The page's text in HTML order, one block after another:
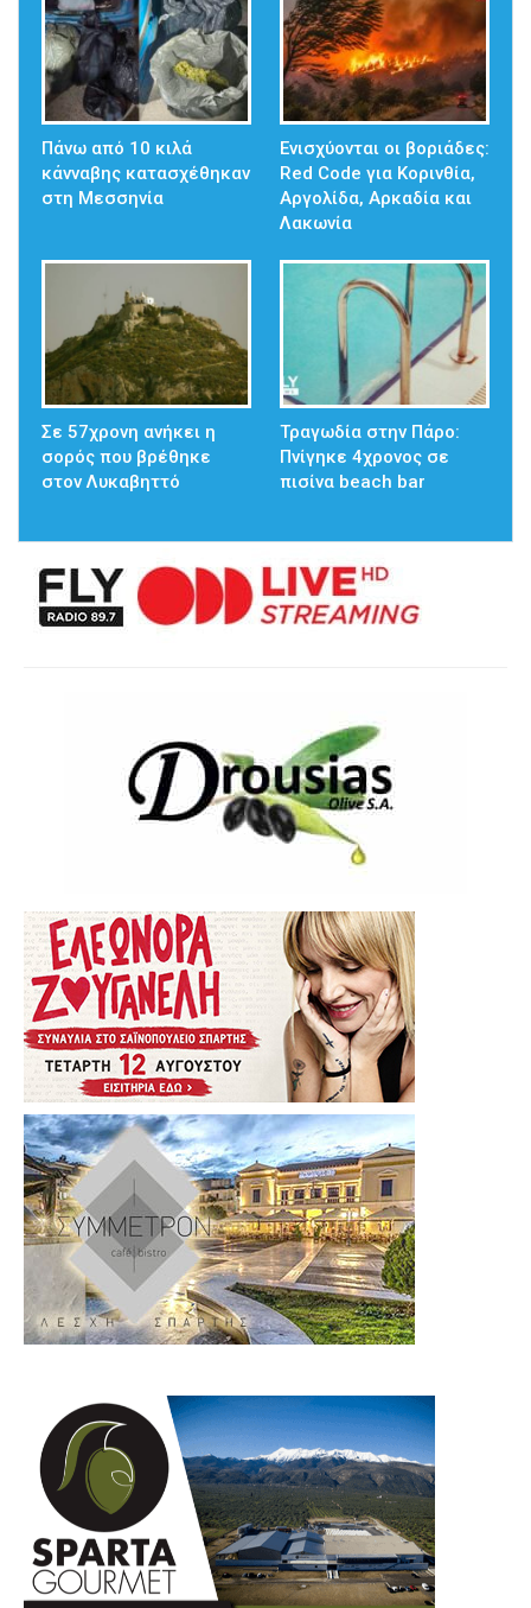
Πάνω από 10 κιλά
κάνναβης κατασχέθηκαν
στη Μεσσηνία
Ενισχύονται οι βοριάδες:
Red Code για Κορινθία,
Αργολίδα, Αρκαδία και
Λακωνία
Σε 57χρονη ανήκει η
σορός που βρέθηκε
στον Λυκαβηττό
Τραγωδία στην Πάρο:
Πνίγηκε 4χρονος σε
πισίνα beach bar